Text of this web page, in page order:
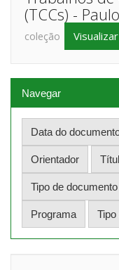
(TCCs) -
coleção
Navegar